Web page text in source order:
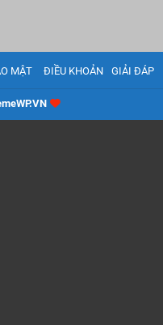
MẬT ĐIỀU KHOẢN GIẢI ĐÁP